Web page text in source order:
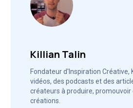
Killian Talin
Fondateur d'Inspiration Créative,
vidéos, des podcasts et des
créateurs à produire, promouvoir
créations.